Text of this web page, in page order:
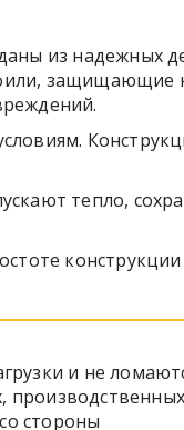
из надежных
защищающие
тепло,
и не
производственных
стороны